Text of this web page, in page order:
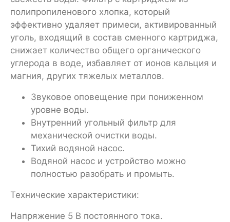
полипропиленового хлопка, который
эффективно удаляет примеси, активированный
уголь, входящий в состав сменного картриджа,
снижает количество общего органического
углерода в воде, избавляет от ионов кальция и
магния, других тяжелых металлов.
Звуковое оповещение при пониженном
уровне воды.
Внутренний угольный фильтр для
механической очистки воды.
Тихий водяной насос.
Водяной насос и устройство можно
полностью разобрать и промыть.
Технические характеристики:
Напряжение 5 В постоянного тока.